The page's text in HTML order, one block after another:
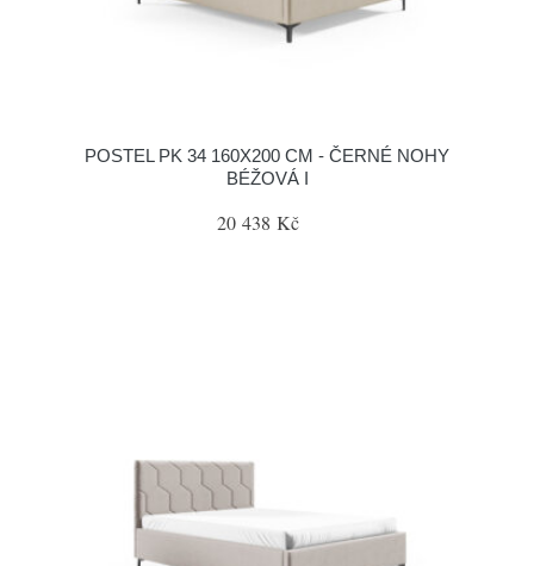
POSTEL PK 34 160X200 CM - ČERNÉ NOHY
BÉŽOVÁ I
20 438 Kč